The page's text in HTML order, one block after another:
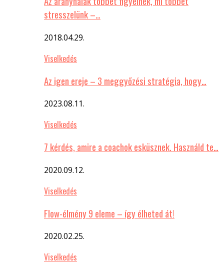
stresszelünk –…
2018.04.29.
Viselkedés
Az igen ereje – 3 meggyőzési stratégia, hogy…
2023.08.11.
Viselkedés
7 kérdés, amire a coachok esküsznek. Használd te…
2020.09.12.
Viselkedés
Flow-élmény 9 eleme – így élheted át!
2020.02.25.
Viselkedés